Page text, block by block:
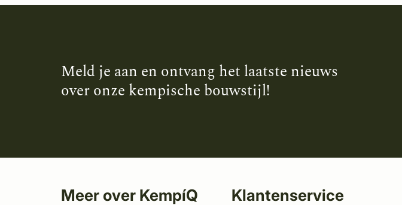
Meld je aan en ontvang het laatste nieuws
over onze kempische bouwstijl!
Meer over KempíQ Klantenservice